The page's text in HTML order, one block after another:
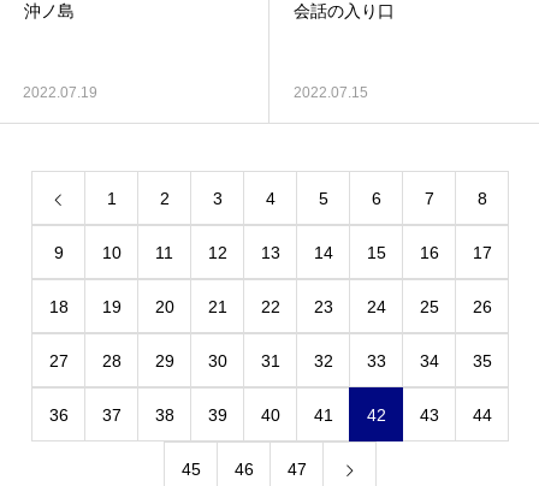
沖ノ島
2022.07.19
会話の入り口
2022.07.15
1 2 3 4 5 6 7 8
9 10 11 12 13 14 15 16 17
18 19 20 21 22 23 24 25 26
27 28 29 30 31 32 33 34 35
36 37 38 39 40 41 42 43 44
45 46 47